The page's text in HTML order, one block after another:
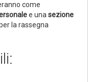
come
e unasezione
la rassegna